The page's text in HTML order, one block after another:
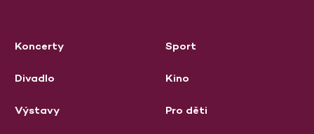
Koncerty
Divadlo
Výstavy
Sport
Kino
Pro děti